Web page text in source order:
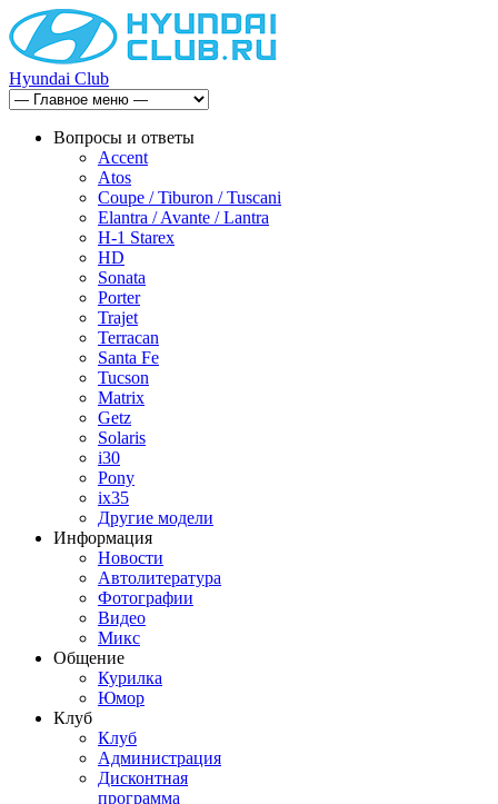
Hyundai Club
Вопросы и ответы
Accent
Atos
Coupe / Tiburon / Tuscani
Elantra / Avante / Lantra
H-1 Starex
HD
Sonata
Porter
Trajet
Terracan
Santa Fe
Tucson
Matrix
Getz
Solaris
i30
Pony
ix35
Другие модели
Информация
Новости
Автолитература
Фотографии
Видео
Микс
Общение
Курилка
Юмор
Клуб
Клуб
Администрация
Дисконтная
программа